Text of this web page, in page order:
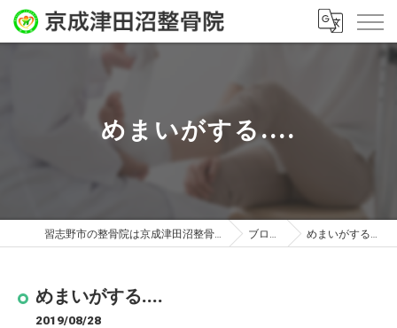
めまいがする....
習志野市の整骨院は京成津田沼整骨院 ブログ めまいがする....
めまいがする....
2019/08/28